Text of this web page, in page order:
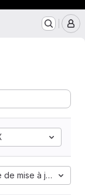
de mise à jour